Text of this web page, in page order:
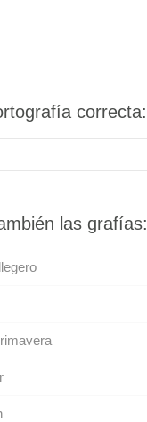
correcta:
las grafías: